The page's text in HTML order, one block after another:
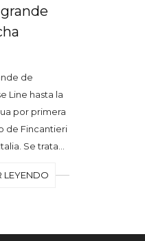
de
Line hasta la
por primera
de Fincantieri
Se trata…
LEYENDO